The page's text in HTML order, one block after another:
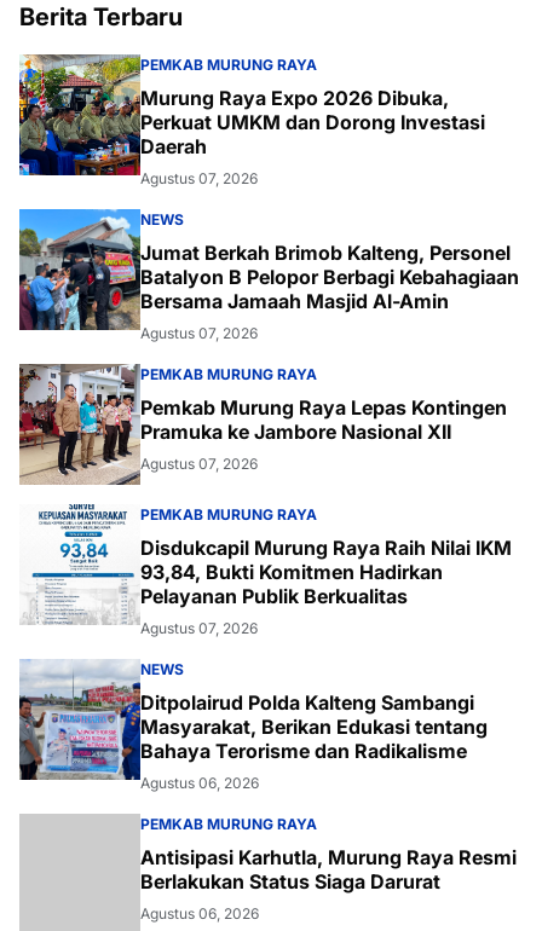
Berita Terbaru
PEMKAB MURUNG RAYA
Murung Raya Expo 2026 Dibuka,
Perkuat UMKM dan Dorong Investasi
Daerah
Agustus 07, 2026
NEWS
Jumat Berkah Brimob Kalteng, Personel
Batalyon B Pelopor Berbagi Kebahagiaan
Bersama Jamaah Masjid Al-Amin
Agustus 07, 2026
PEMKAB MURUNG RAYA
Pemkab Murung Raya Lepas Kontingen
Pramuka ke Jambore Nasional XII
Agustus 07, 2026
PEMKAB MURUNG RAYA
Disdukcapil Murung Raya Raih Nilai IKM
93,84, Bukti Komitmen Hadirkan
Pelayanan Publik Berkualitas
Agustus 07, 2026
NEWS
Ditpolairud Polda Kalteng Sambangi
Masyarakat, Berikan Edukasi tentang
Bahaya Terorisme dan Radikalisme
Agustus 06, 2026
PEMKAB MURUNG RAYA
Antisipasi Karhutla, Murung Raya Resmi
Berlakukan Status Siaga Darurat
Agustus 06, 2026